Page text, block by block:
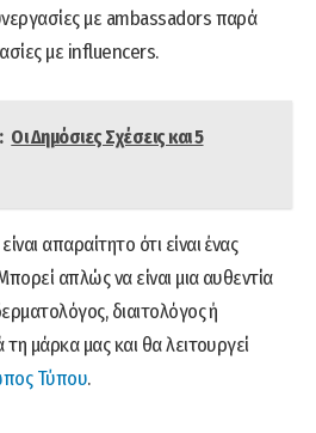
με ambassadors παρά
με influencers.
Οι Δημόσιες Σχέσεις και 5
απαραίτητο ότι είναι ένας
απλώς να είναι μια αυθεντία
διαιτολόγος ή
μάρκα μας και θα λειτουργεί
Τύπου.